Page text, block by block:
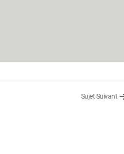
Sujet Suivant